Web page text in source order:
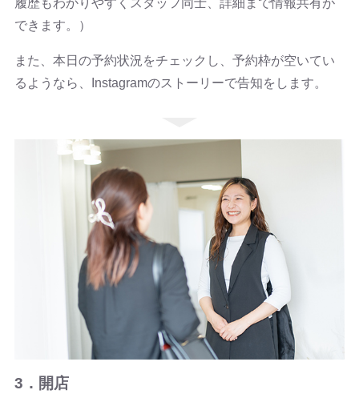
履歴もわかりやすくスタッフ同士、詳細まで情報共有が
できます。）
また、本日の予約状況をチェックし、予約枠が空いてい
るようなら、Instagramのストーリーで告知をします。
3．開店